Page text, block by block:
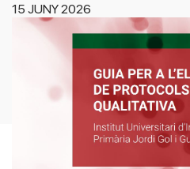
15 JUNY 2026